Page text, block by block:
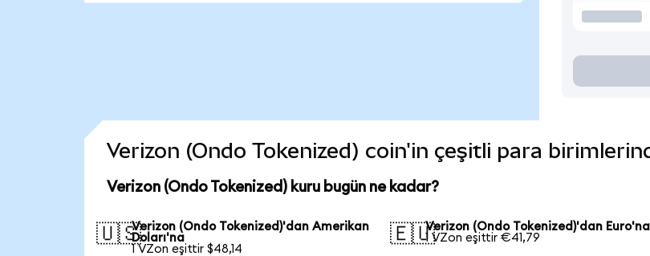
Verizon (Ondo Tokenized) coin'in çeşitli para
Verizon (Ondo Tokenized) kuru bugün ne kadar?
🇺🇸Verizon (Ondo Tokenized)'dan Amerikan
Doları'na
1 VZon eşittir $48,14
🇪🇺Verizon (Ondo Tokenized)'dan Euro'na
1 VZon eşittir €41,79